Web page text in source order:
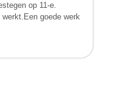
op 11-e.
goede werk